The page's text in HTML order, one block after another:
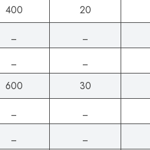
400 20
600 30